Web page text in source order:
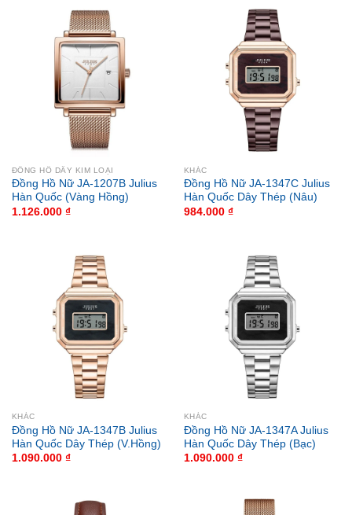
ĐỒNG HỒ DÂY KIM LOẠI
Đồng Hồ Nữ JA-1207B Julius
Hàn Quốc (Vàng Hồng)
1.126.000 ₫
KHÁC
Đồng Hồ Nữ JA-1347C Julius
Hàn Quốc Dây Thép (Nâu)
984.000 ₫
KHÁC
Đồng Hồ Nữ JA-1347B Julius
Hàn Quốc Dây Thép (V.Hồng)
1.090.000 ₫
KHÁC
Đồng Hồ Nữ JA-1347A Julius
Hàn Quốc Dây Thép (Bạc)
1.090.000 ₫